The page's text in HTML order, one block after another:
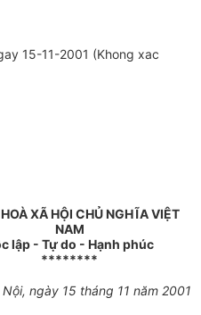
15-11-2001 (Khong xac
XÃ HỘI CHỦ NGHĨA VIỆT
NAM
lập - Tự do - Hạnh phúc
********
Nội, ngày 15 tháng 11 năm 2001